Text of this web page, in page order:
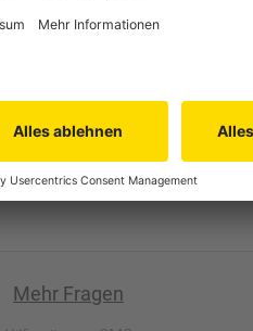
Mehr Fragen